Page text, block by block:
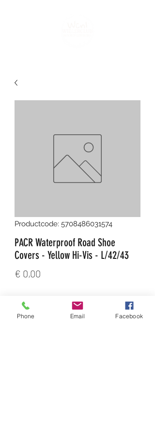
Productcode: 5708486031574
PACR Waterproof Road Shoe
Covers - Yellow Hi-Vis - L/42/43
€ 0,00
Aantal
Phone Email Facebook